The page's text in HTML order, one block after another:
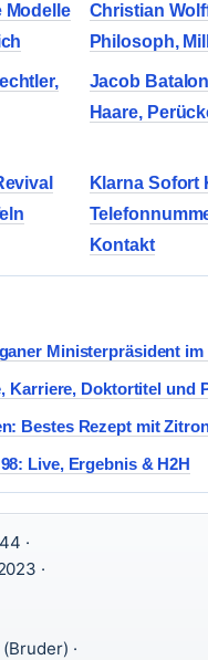
Modelle
Christian
Philosoph,
Jacob
Haare,
Klarna Sofort
Kontakt
Ministerpräsident
Karriere, Doktortitel und
Bestes Rezept mit
Live, Ergebnis & H2H
·
·
·